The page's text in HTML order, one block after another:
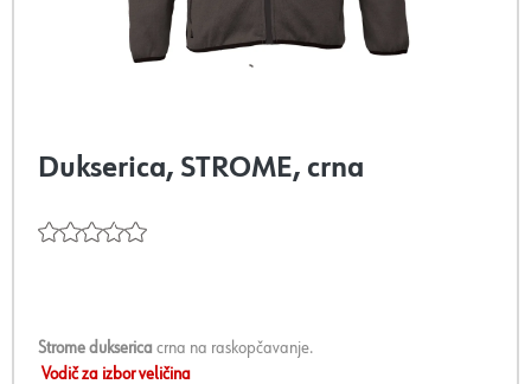
Dukserica, STROME, crna
Strome dukserica crna na raskopčavanje.
Vodič za izbor veličina